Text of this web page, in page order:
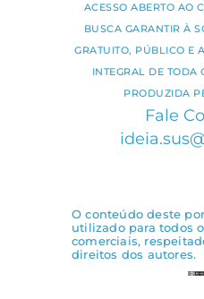
ACESSO ABERTO AO
BUSCA GARANTIR À
GRATUITO, PÚBLICO E
INTEGRAL DE TODA
PRODUZIDA
Fale
O conteúdo deste
utilizado para todos
comerciais,
direitos dos autores.